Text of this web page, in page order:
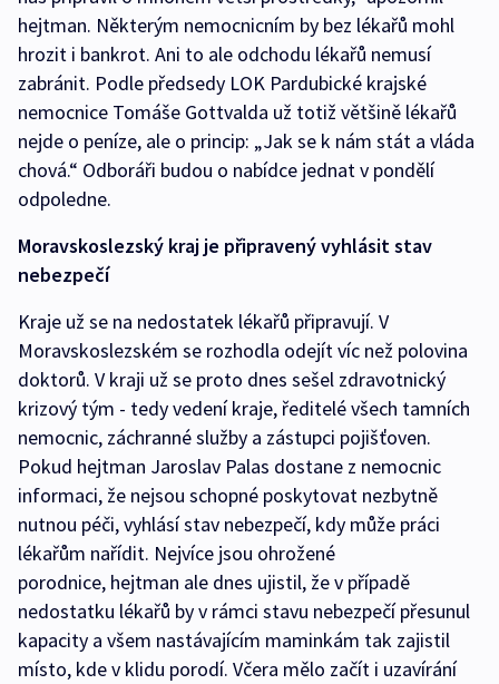
hejtman. Některým nemocnicním by bez lékařů mohl
hrozit i bankrot. Ani to ale odchodu lékařů nemusí
zabránit. Podle předsedy LOK Pardubické krajské
nemocnice Tomáše Gottvalda už totiž většině lékařů
nejde o peníze, ale o princip: „Jak se k nám stát a vláda
chová.“ Odboráři budou o nabídce jednat v pondělí
odpoledne.
Moravskoslezský kraj je připravený vyhlásit stav
nebezpečí
Kraje už se na nedostatek lékařů připravují. V
Moravskoslezském se rozhodla odejít víc než polovina
doktorů. V kraji už se proto dnes sešel zdravotnický
krizový tým - tedy vedení kraje, ředitelé všech tamních
nemocnic, záchranné služby a zástupci pojišťoven.
Pokud hejtman Jaroslav Palas dostane z nemocnic
informaci, že nejsou schopné poskytovat nezbytně
nutnou péči, vyhlásí stav nebezpečí, kdy může práci
lékařům nařídit. Nejvíce jsou ohrožené
porodnice, hejtman ale dnes ujistil, že v případě
nedostatku lékařů by v rámci stavu nebezpečí přesunul
kapacity a všem nastávajícím maminkám tak zajistil
místo, kde v klidu porodí. Včera mělo začít i uzavírání